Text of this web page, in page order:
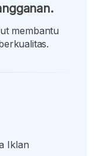
membantu
Iklan